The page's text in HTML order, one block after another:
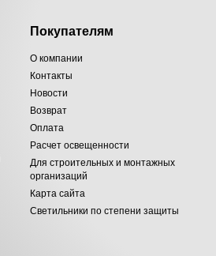
Покупателям
О компании
Контакты
Новости
Возврат
Оплата
Расчет освещенности
Для строительных и монтажных
организаций
Карта сайта
Светильники по степени защиты